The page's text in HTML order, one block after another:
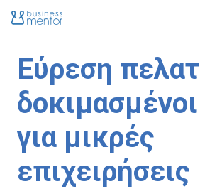
Εύρεση
για μικρές
επιχειρήσεις